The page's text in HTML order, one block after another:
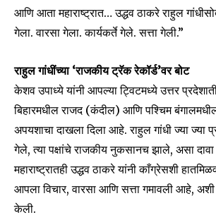
To subscribe, simply enter your email
or click the subscribe button below. Don't
your privacy and won't spam your inbox.
SUBSCRIBE
I've read and accept the Privacy Policy
आणि आता महाराष्ट्रात… उद्धव ठाकरे राहुल
गेला. वारसा गेला. कार्यकर्ते गेले. सत्ता गेली.”
राहुल गांधींच्या ‘राजकीय ट्रॅक रेकॉर्ड’वर बोट
केशव उपाध्ये यांनी आपल्या ट्विटमध्ये उत्तर
बिहारमधील राजद (कंदील) आणि पश्चिम
अपयशाचा दाखला दिला आहे. राहुल गांधी ज्या ज्या
गेले, त्या पक्षांचे राजकीय नुकसानच झाले, असा दावा
महाराष्ट्रातही उद्धव ठाकरे यांनी काँग्रेसशी
आपला विचार, वारसा आणि सत्ता गमावली आहे, अशी
केली.